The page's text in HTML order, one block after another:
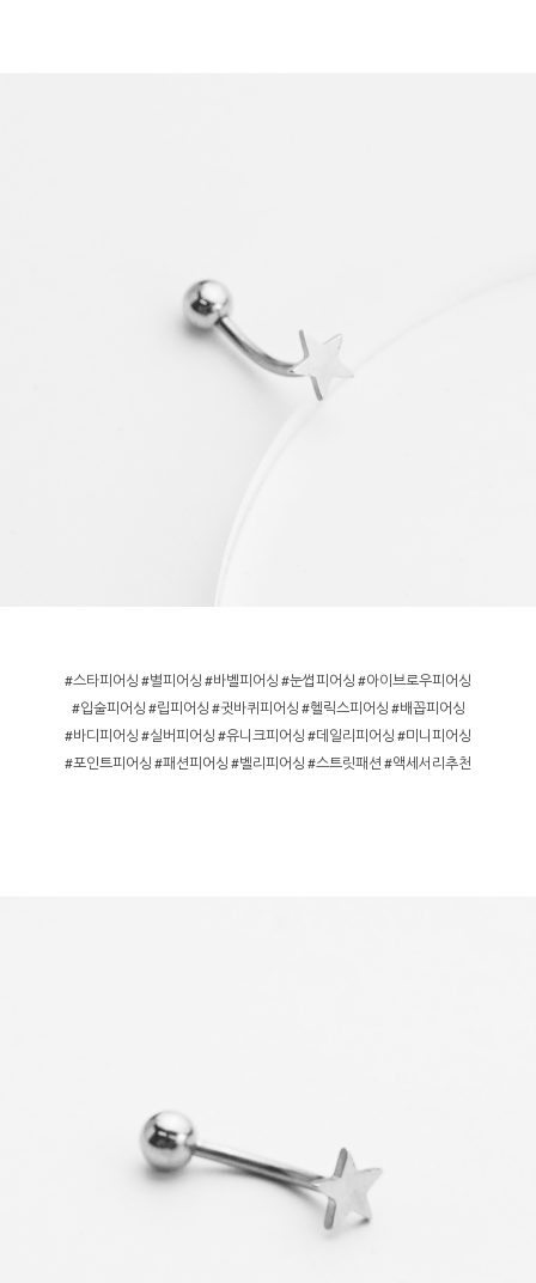
#스타피어싱 #별피어싱 #바벨피어싱 #눈썹피어싱 #아이브로우피어싱
#입술피어싱 #립피어싱 #귓바퀴피어싱 #헬릭스피어싱 #배꼽피어싱
#바디피어싱 #실버피어싱 #유니크피어싱 #데일리피어싱 #미니피어싱
#포인트피어싱 #패션피어싱 #벨리피어싱 #스트릿패션 #액세서리추천